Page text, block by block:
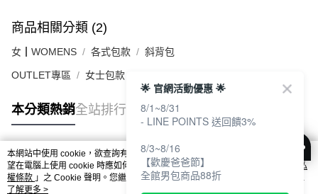
商品相關分類 (2)
女┃WOMENS 各式包款 斜背包
OUTLET專區 女士包款
本分類熱銷全站排行
熱門標籤
本網站中使用 cookie，欲查詢有關本網站使用 cookie 方式之詳情，及若您不希
望在電腦上使用 cookie 時應如何變更電腦的 cookie 設定，請參閱本網站「
隱私
權條款 」之 Cookie 聲明。您繼續使用本網站即表示您同意本公司得按本網站使
用條款之 Cookie 聲明使用 cookie。
了解更多 >
🌟 官網活動優惠 🌟
8/1~8/31
- LINE POINTS 送回饋3%
8/3~8/16
【歡慶爸爸節】
全館男包商品88折